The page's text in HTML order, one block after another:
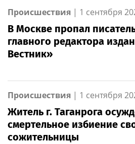
Происшествия | 1 сентября
В Москве пропал
главного редактора
Вестник»
Происшествия | 1 сентября
Житель г. Таганрога
смертельное избиение
сожительницы